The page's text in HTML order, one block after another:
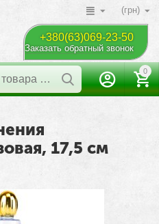
(грн)
+380(63)069-23-50
Заказать обратный звонок
0
17,5 см